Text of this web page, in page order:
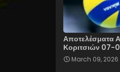
Αποτελέσματα
Κοριτσιών 07-
March 09, 2026